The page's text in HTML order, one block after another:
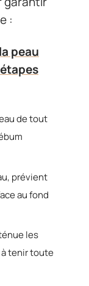
:
peau
de tout
prévient
au fond
les
tenir toute